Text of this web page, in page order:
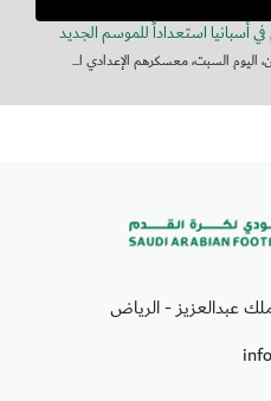
استعداداً للموسم الجديد
السبت، معسكرهم الإعدادي ا...
عبدالعزيز - الرياض